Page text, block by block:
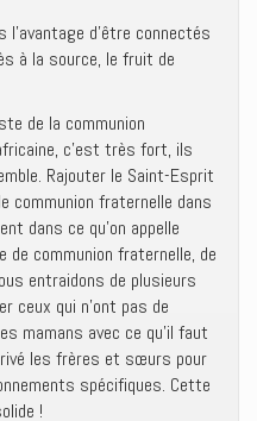
d’être connectés
à la source, le fruit de
de la communion
c’est très fort, ils
Rajouter le Saint-Esprit
communion fraternelle dans
dans ce qu’on appelle
de communion fraternelle, de
entraidons de plusieurs
ceux qui n’ont pas de
mamans avec ce qu’il faut
les frères et sœurs pour
spécifiques. Cette
!